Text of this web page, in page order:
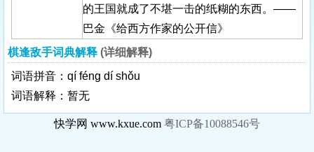
的王国就成了不堪一击的纸糊的东西。——
巴金《给西方作家的公开信》
棋逢敌手词典解释 (详细解释)
词语拼音：qí féng dí shǒu
词语解释：暂无
快学网 www.kxue.com 粤ICP备10088546号